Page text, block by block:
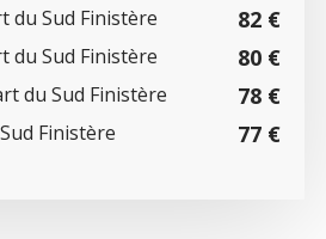
du Sud Finistère 82 €
du Sud Finistère 80 €
du Sud Finistère 78 €
Finistère 77 €